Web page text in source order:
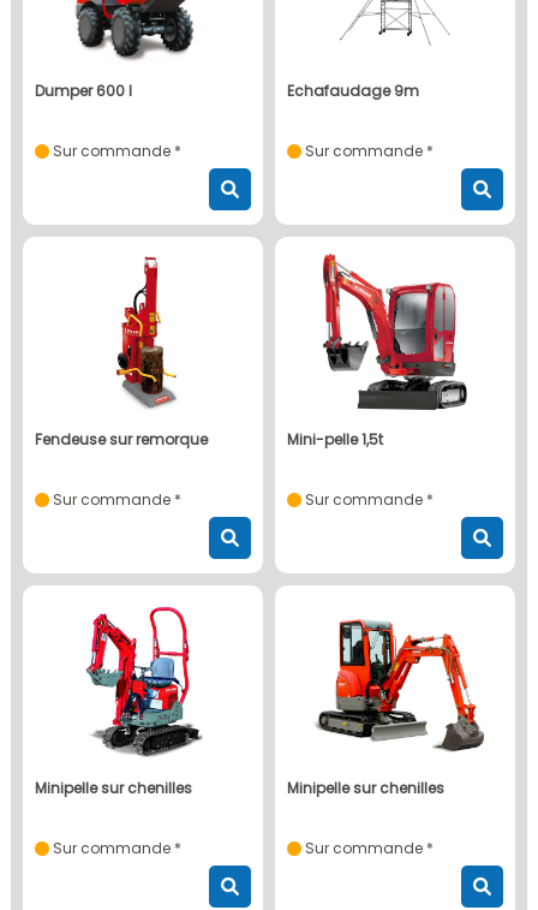
dumper 600 l
Sur commande *
echafaudage 9m
Sur commande *
fendeuse sur remorque
Sur commande *
mini-pelle 1,5t
Sur commande *
minipelle sur chenilles
Sur commande *
minipelle sur chenilles
Sur commande *